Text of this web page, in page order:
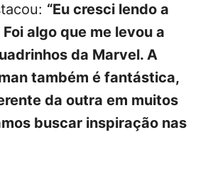
“Eu cresci lendo a
algo que me levou a
da Marvel. A
também é fantástica,
da outra em muitos
buscar inspiração nas